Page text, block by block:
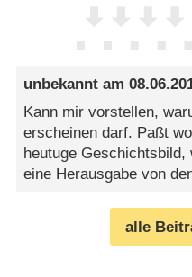
unbekannt am
Kann mir vorstellen,
erscheinen darf. Paßt
heutuge
eine Herausgabe von
alle